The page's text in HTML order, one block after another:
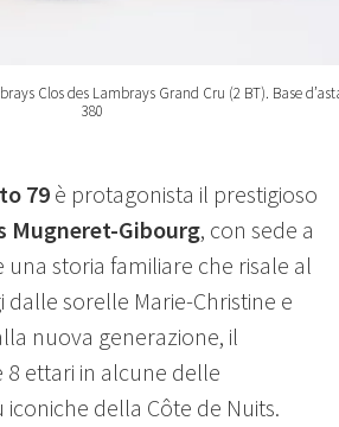
Clos des Lambrays Grand Cru (2 BT). Base
380
79 è protagonista il prestigioso
Mugneret-Gibourg, con sede a
una storia familiare che risale al
dalle sorelle Marie-Christine e
nuova generazione, il
8 ettari in alcune delle
della Côte de Nuits.